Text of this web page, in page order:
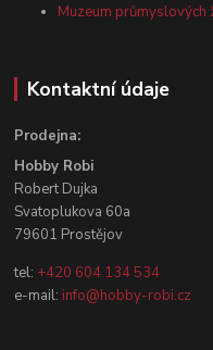
Muzeum průmyslových
Kontaktní údaje
Prodejna:
Hobby Robi
Robert Dujka
Svatoplukova 60a
79601 Prostějov
tel: +420 604 134 534
e-mail: info@hobby-robi.cz